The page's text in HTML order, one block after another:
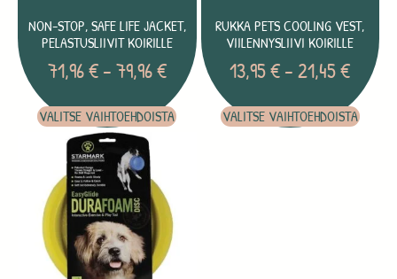
NON-STOP, SAFE LIFE JACKET,
PELASTUSLIIVIT KOIRILLE
71,96€ –79,96€
VALITSE VAIHTOEHDOISTA
RUKKA PETS COOLING VEST,
VIILENNYSLIIVI KOIRILLE
13,95€– 21,45€
VALITSE VAIHTOEHDOISTA